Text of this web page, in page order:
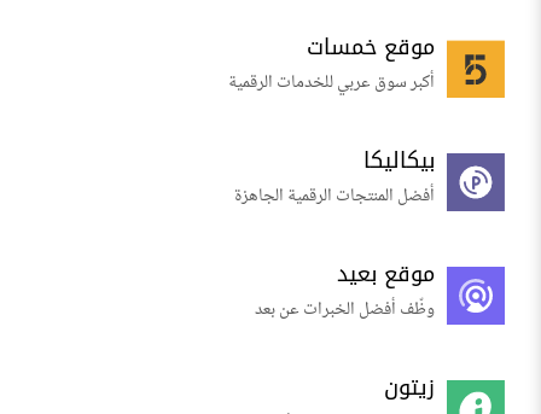
موقع خمسات
أكبر سوق عربي للخدمات الرقمية
بيكاليكا
أفضل المنتجات الرقمية الجاهزة
موقع بعيد
وظّف أفضل الخبرات عن بعد
زيتون